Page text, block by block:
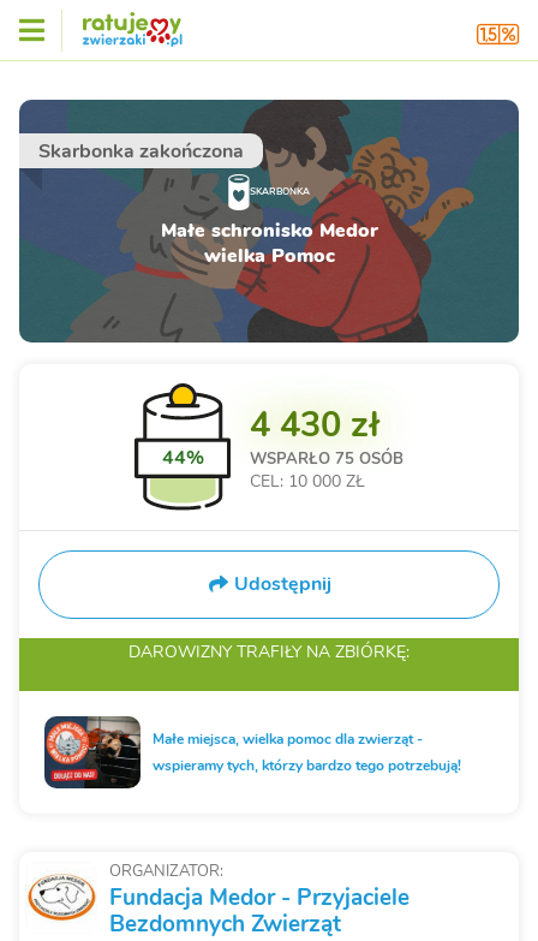
Skarbonka zakończona
SKARBONKA
Małe schronisko Medor
wielka Pomoc
ORGANIZATOR:
Fundacja Medor - Przyjaciele
Bezdomnych Zwierząt
44%
4 430 zł
WSPARŁO 75 OSÓB
CEL: 10 000 ZŁ
Udostępnij
DAROWIZNY TRAFIŁY NA ZBIÓRKĘ:
Małe miejsca, wielka pomoc dla zwierząt -
wspieramy tych, którzy bardzo tego potrzebują!